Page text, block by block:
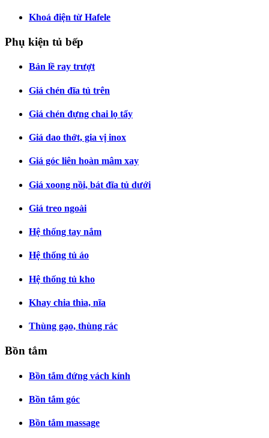
Khoá điện từ Hafele
Phụ kiện tủ bếp
Bản lề ray trượt
Giá chén đĩa tủ trên
Giá chén đựng chai lọ tẩy
Giá dao thớt, gia vị inox
Giá góc liên hoàn mâm xay
Giá xoong nồi, bát đĩa tủ dưới
Giá treo ngoài
Hệ thống tay nắm
Hệ thống tủ áo
Hệ thống tủ kho
Khay chia thìa, nĩa
Thùng gạo, thùng rác
Bồn tắm
Bồn tắm đứng vách kính
Bồn tắm góc
Bồn tắm massage